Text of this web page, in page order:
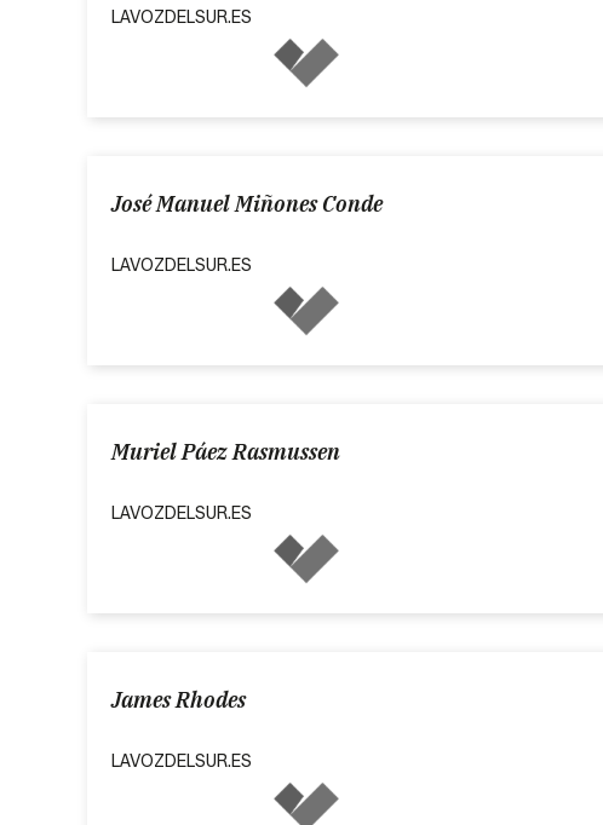
LAVOZDELSUR.ES
José Manuel Miñones Conde
LAVOZDELSUR.ES
Muriel Páez Rasmussen
LAVOZDELSUR.ES
James Rhodes
LAVOZDELSUR.ES